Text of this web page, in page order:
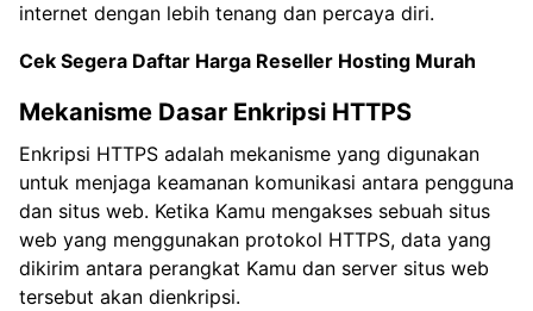
internet dengan lebih tenang dan percaya diri.
Cek Segera Daftar Harga Reseller Hosting Murah
Mekanisme Dasar Enkripsi HTTPS
Enkripsi HTTPS adalah mekanisme yang digunakan
untuk menjaga keamanan komunikasi antara pengguna
dan situs web. Ketika Kamu mengakses sebuah situs
web yang menggunakan protokol HTTPS, data yang
dikirim antara perangkat Kamu dan server situs web
tersebut akan dienkripsi.